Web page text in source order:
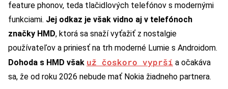
feature phonov, teda tlačidlových telefónov s modernými
funkciami. Jej odkaz je však vidno aj v telefónoch
značky HMD, ktorá sa snaží vyťažiť z nostalgie
používateľov a priniesť na trh moderné Lumie s Androidom.
Dohoda s HMD však už čoskoro vyprší a očakáva
sa, že od roku 2026 nebude mať Nokia žiadneho partnera.